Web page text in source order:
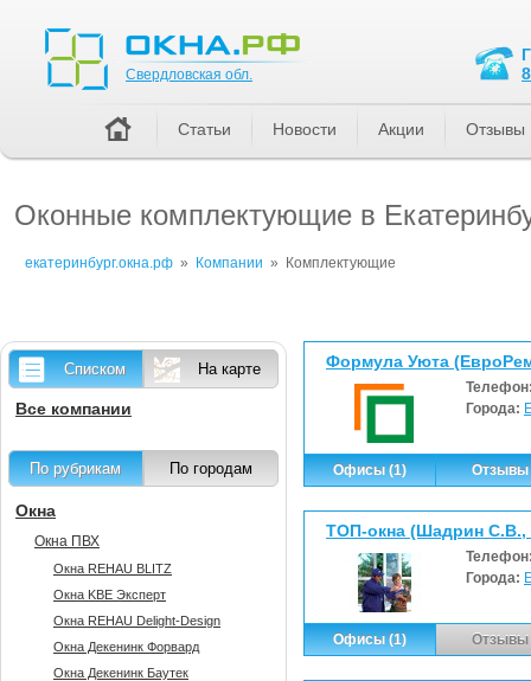
Оконные комплектующие в
екатеринбург.окна.рф » Компании » Комплектующие
Формула Уюта
Города:
Офисы (1) Отзывы
ТОП-окна (Шадрин С.В.,
Города:
Офисы (1) Отзывы
Списком На карте
Все компании
По рубрикам По городам
Окна
Окна ПВХ
Окна REHAU BLITZ
Окна KBE Эксперт
Окна REHAU Delight-Design
Окна Декенинк Форвард
Окна Декенинк Баутек
Свердловская обл.
Статьи Новости Акции Отзывы